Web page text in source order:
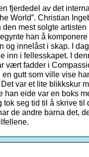
fjerdedel av det
World”. Christian
mest solgte
han å
innelåst i skap. I
inn i fellesskapet. I
vært fadder i
gutt som ville vise
var et lite blikkskur
eide var en boks
seg tid til å skrive
de andre barna det,